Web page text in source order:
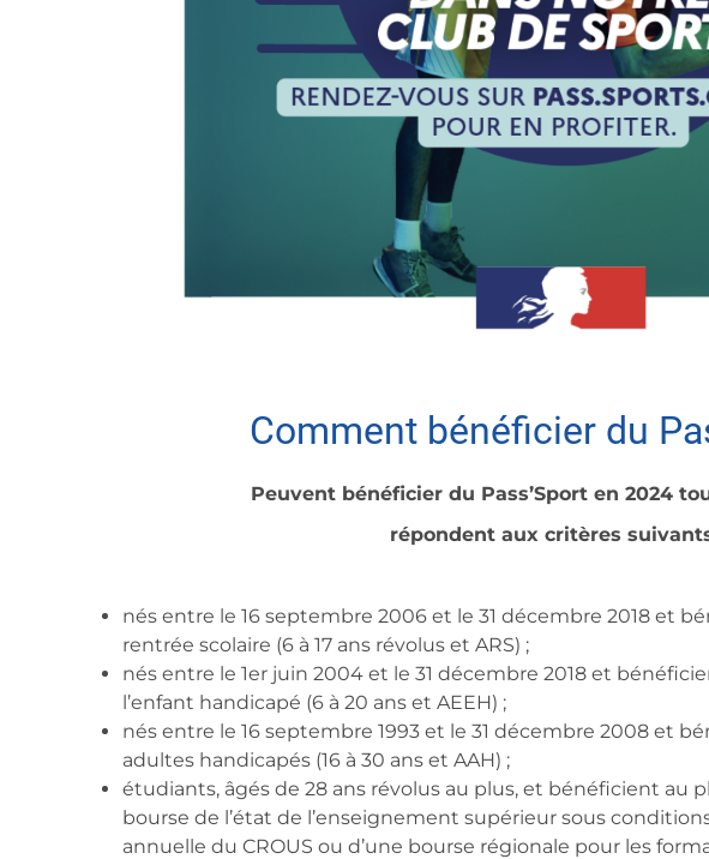
Comment bénéficier du
Peuvent bénéficier du Pass’Sport en 2024
répondent aux critères
nés entre le 16 septembre 2006 et le 31 décembre 2018 et
rentrée scolaire (6 à 17 ans révolus et ARS) ;
nés entre le 1er juin 2004 et le 31 décembre 2018 et
l’enfant handicapé (6 à 20 ans et AEEH) ;
nés entre le 16 septembre 1993 et le 31 décembre 2008 et
adultes handicapés (16 à 30 ans et AAH) ;
étudiants, âgés de 28 ans révolus au plus, et bénéficient au
bourse de l’état de l’enseignement supérieur sous
annuelle du CROUS ou d’une bourse régionale pour les